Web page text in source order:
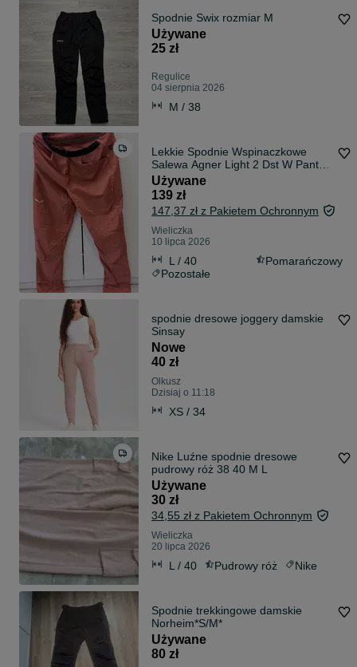
Spodnie Swix rozmiar M
Używane
25 zł
Regulice
04 sierpnia 2026
M / 38
Lekkie Spodnie Wspinaczkowe
Salewa Agner Light 2 Dst W Pants -
rozmiar L, użyte tylko jeden raz.
Używane
139 zł
147,37 zł z Pakietem Ochronnym
Wieliczka
10 lipca 2026
L / 40
Pomarańczowy
Pozostałe
spodnie dresowe joggery damskie
Sinsay
Nowe
40 zł
Olkusz
Dzisiaj o 11:18
XS / 34
Nike Luźne spodnie dresowe
pudrowy róż 38 40 M L
Używane
30 zł
34,55 zł z Pakietem Ochronnym
Wieliczka
20 lipca 2026
L / 40 Pudrowy róż Nike
Spodnie trekkingowe damskie
Norheim*S/M*
Używane
80 zł